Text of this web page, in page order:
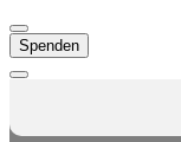
Spenden